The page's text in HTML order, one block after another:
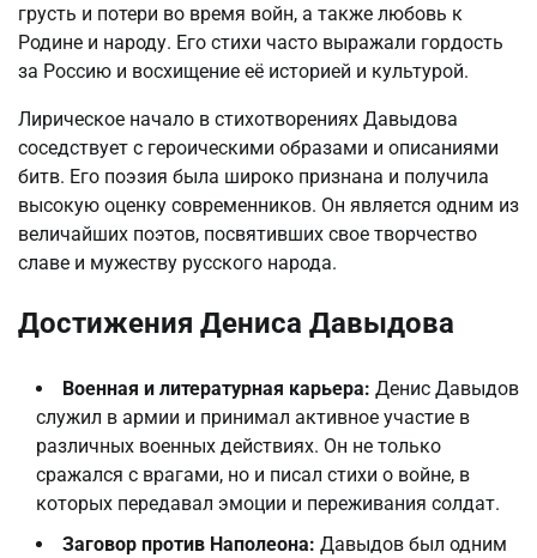
грусть и потери во время войн, а также любовь к
Родине и народу. Его стихи часто выражали гордость
за Россию и восхищение её историей и культурой.
Лирическое начало в стихотворениях Давыдова
соседствует с героическими образами и описаниями
битв. Его поэзия была широко признана и получила
высокую оценку современников. Он является одним из
величайших поэтов, посвятивших свое творчество
славе и мужеству русского народа.
Достижения Дениса Давыдова
Военная и литературная карьера: Денис Давыдов
служил в армии и принимал активное участие в
различных военных действиях. Он не только
сражался с врагами, но и писал стихи о войне, в
которых передавал эмоции и переживания солдат.
Заговор против Наполеона: Давыдов был одним